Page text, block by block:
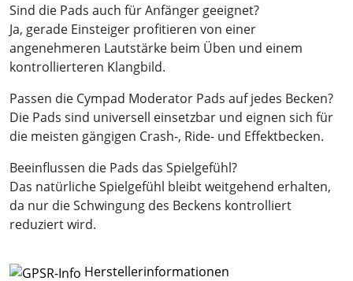
Sind die Pads auch für Anfänger geeignet?
Ja, gerade Einsteiger profitieren von einer
angenehmeren Lautstärke beim Üben und einem
kontrollierteren Klangbild.
Passen die Cympad Moderator Pads auf jedes Becken?
Die Pads sind universell einsetzbar und eignen sich für
die meisten gängigen Crash-, Ride- und Effektbecken.
Beeinflussen die Pads das Spielgefühl?
Das natürliche Spielgefühl bleibt weitgehend erhalten,
da nur die Schwingung des Beckens kontrolliert
reduziert wird.
Herstellerinformationen